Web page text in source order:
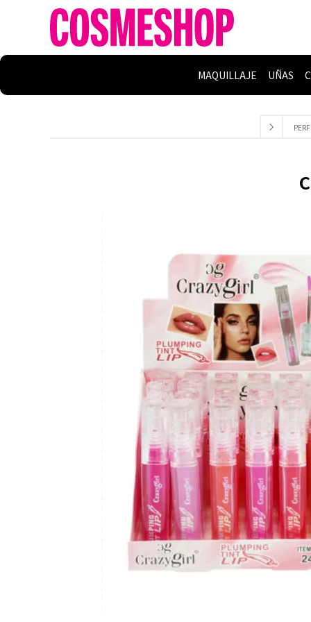
MAQUILLAJE UÑAS